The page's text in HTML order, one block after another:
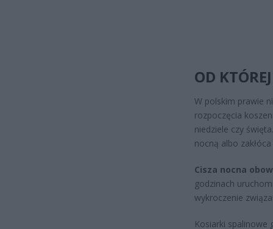
OD
W polskim prawie
rozpoczęcia
niedziele czy
nocną albo
Cisza nocna
godzinach
wykroczenie
Kosiarki spalinowe